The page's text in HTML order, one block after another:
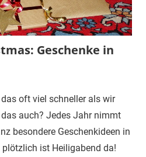
Geschenke in
oft viel schneller als wir
auch? Jedes Jahr nimmt
besondere Geschenkideen in
ist Heiligabend da!